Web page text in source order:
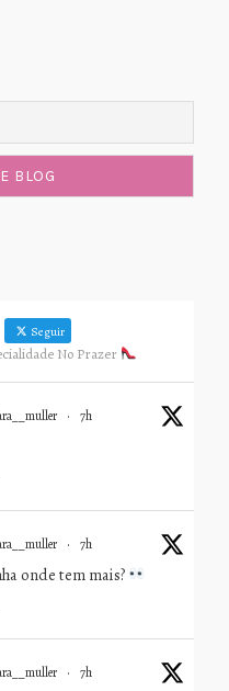
Seguir
No Prazer
· 7h
· 7h
onde tem mais?
· 7h